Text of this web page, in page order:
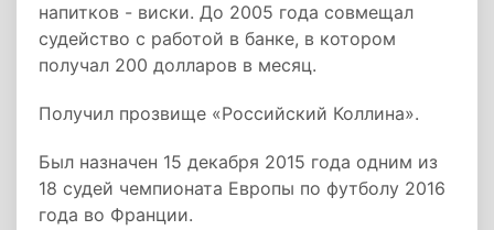
напитков - виски. До 2005 года совмещал
судейство с работой в банке, в котором
получал 200 долларов в месяц.
Получил прозвище «Российский Коллина».
Был назначен 15 декабря 2015 года одним из
18 судей чемпионата Европы по футболу 2016
года во Франции.